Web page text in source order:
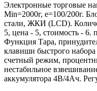
Электронные торговые
Min=2000г, e=100/200г.
стали, ЖКИ (LCD).
5, цена - 5, стоимость -
Функция Тара,
клавиши быстрого
счетный режим,
нестабильное
аккумулятора 4В/4Ач.